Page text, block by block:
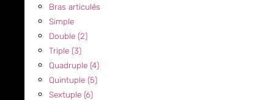
Bras articulés
Simple
Double (2)
Triple (3)
Quadruple (4)
Quintuple (5)
Sextuple (6)